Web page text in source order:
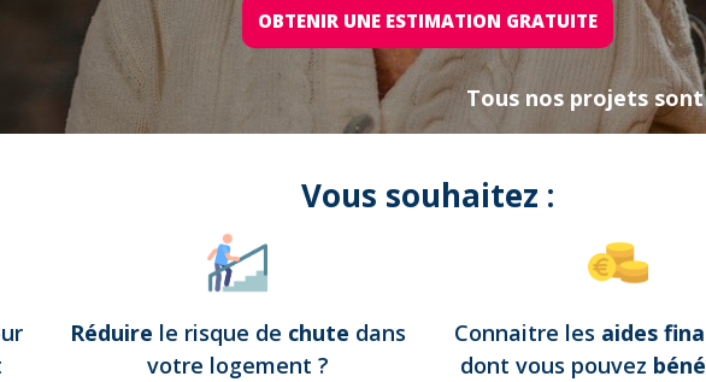
OBTENIR UNE ESTIMATION GRATUITE
Tous nos projets
Vous souhaitez :
Réduire le risque de chute dans
votre logement ?
Connaitre les aides
dont vous pouvez